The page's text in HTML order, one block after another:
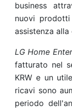
business
nuovi
assistenza alla
LG Home
fatturato nel
KRW e un
ricavi sono
periodo